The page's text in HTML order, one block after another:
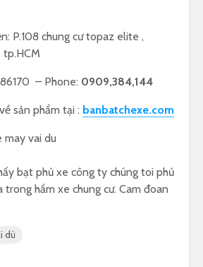
P.108 chung cư topaz elite ,
tp.HCM
– Phone: 0909,384,144
sản phẩm tại : banbatchexe.com
bạt phủ xe công ty chúng toi phủ
trong hầm xe chung cư. Cam đoan
dù